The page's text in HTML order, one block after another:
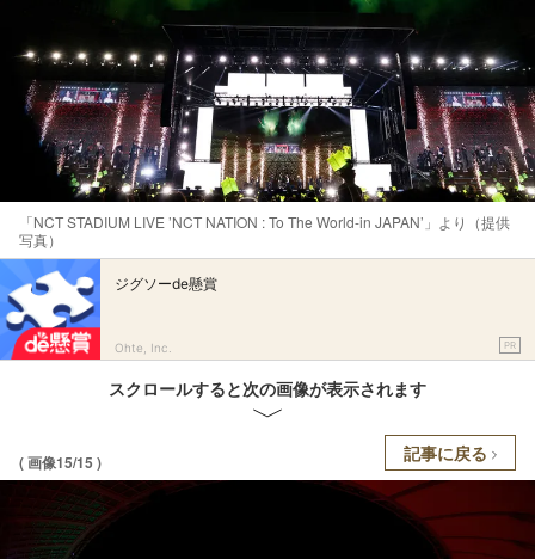
「NCT STADIUM LIVE ’NCT NATION : To The World-in JAPAN’」より（提供
写真）
ジグソーde懸賞
Ohte, Inc. PR
スクロールすると次の画像が表示されます
( 画像15/15 ) 記事に戻る